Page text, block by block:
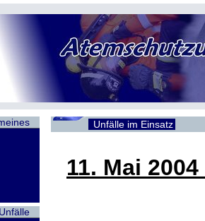
Unfälle
Unfälle im Einsatz
11. Mai 2004